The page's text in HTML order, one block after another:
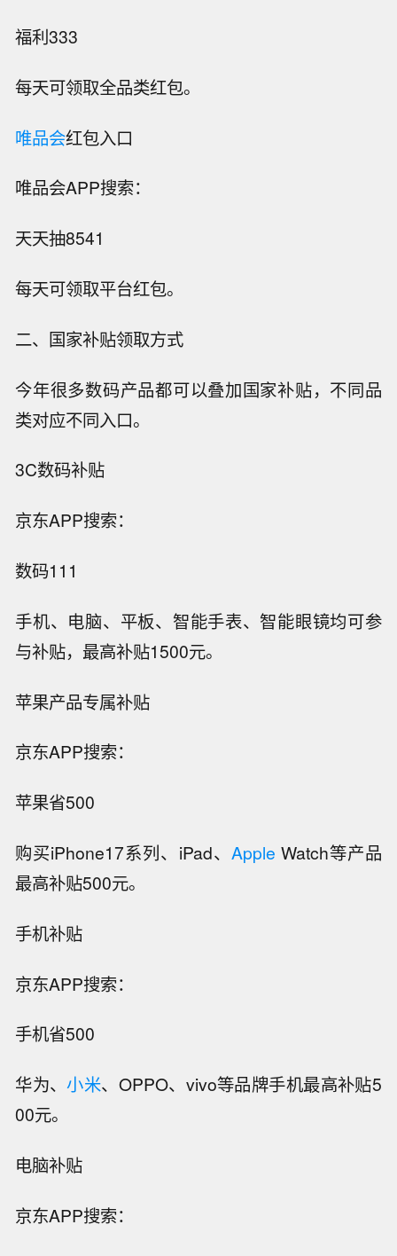
福利333
每天可领取全品类红包。
唯品会红包入口
唯品会APP搜索：
天天抽8541
每天可领取平台红包。
二、国家补贴领取方式
今年很多数码产品都可以叠加国家补贴，不同品
类对应不同入口。
3C数码补贴
京东APP搜索：
数码111
手机、电脑、平板、智能手表、智能眼镜均可参
与补贴，最高补贴1500元。
苹果产品专属补贴
京东APP搜索：
苹果省500
购买iPhone17系列、iPad、 Apple Watch等产品
最高补贴500元。
手机补贴
京东APP搜索：
手机省500
华为、小米、OPPO、vivo等品牌手机最高补贴5
00元。
电脑补贴
京东APP搜索：